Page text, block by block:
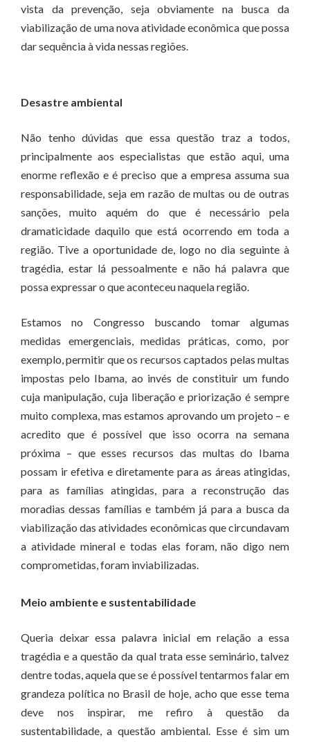
vista da prevenção, seja obviamente na busca da
viabilização de uma nova atividade econômica que possa
dar sequência à vida nessas regiões.
Desastre ambiental
Não tenho dúvidas que essa questão traz a todos,
principalmente aos especialistas que estão aqui, uma
enorme reflexão e é preciso que a empresa assuma sua
responsabilidade, seja em razão de multas ou de outras
sanções, muito aquém do que é necessário pela
dramaticidade daquilo que está ocorrendo em toda a
região. Tive a oportunidade de, logo no dia seguinte à
tragédia, estar lá pessoalmente e não há palavra que
possa expressar o que aconteceu naquela região.
Estamos no Congresso buscando tomar algumas
medidas emergenciais, medidas práticas, como, por
exemplo, permitir que os recursos captados pelas multas
impostas pelo Ibama, ao invés de constituir um fundo
cuja manipulação, cuja liberação e priorização é sempre
muito complexa, mas estamos aprovando um projeto – e
acredito que é possível que isso ocorra na semana
próxima – que esses recursos das multas do Ibama
possam ir efetiva e diretamente para as áreas atingidas,
para as famílias atingidas, para a reconstrução das
moradias dessas famílias e também já para a busca da
viabilização das atividades econômicas que circundavam
a atividade mineral e todas elas foram, não digo nem
comprometidas, foram inviabilizadas.
Meio ambiente e sustentabilidade
Queria deixar essa palavra inicial em relação a essa
tragédia e a questão da qual trata esse seminário, talvez
dentre todas, aquela que se é possível tentarmos falar em
grandeza política no Brasil de hoje, acho que esse tema
deve nos inspirar, me refiro à questão da
sustentabilidade, a questão ambiental. Esse é sim um